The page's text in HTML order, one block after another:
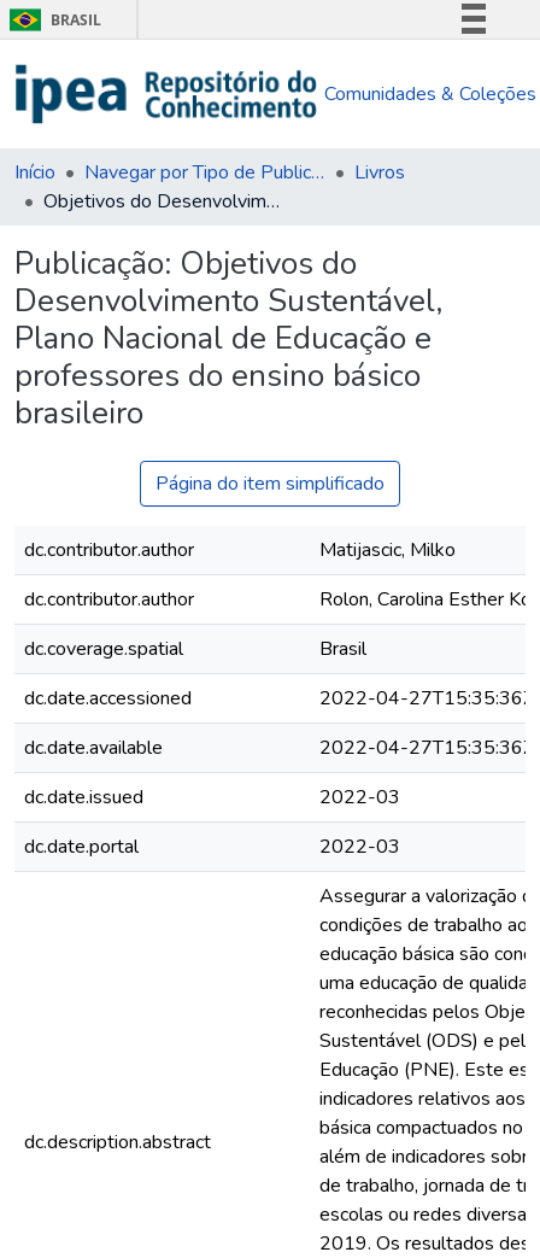
BRASIL
Comunica BR
Acesso à informação
Comunidades & Coleções
Início Navegar por Tipo de Publicação
Livros
Objetivos do Desenvolvimento Sustentável, Plano Nacional de Educação e professores do ensino básico brasileiro
Publicação: Objetivos do
Desenvolvimento Sustentável,
Plano Nacional de Educação e
professores do ensino básico
brasileiro
Página do item simplificado
dc.contributor.author
Matijascic, Milko
dc.contributor.author
Rolon, Carolina Esther
dc.coverage.spatial
Brasil
dc.date.accessioned
2022-04-27T15:35:36Z
dc.date.available
2022-04-27T15:35:36Z
dc.date.issued
2022-03
dc.date.portal
2022-03
dc.description.abstract
Assegurar a valorização
condições de trabalho
educação básica são
uma educação de
reconhecidas pelos
Sustentável (ODS) e
Educação (PNE). Este
indicadores relativos aos
básica compactuados no
além de indicadores
de trabalho, jornada de
escolas ou redes
2019. Os resultados